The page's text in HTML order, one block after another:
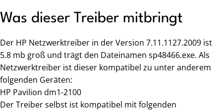
Was dieser Treiber mitbringt
Der HP Netzwerktreiber in der Version 7.11.1127.2009 ist
5.8 mb groß und trägt den Dateinamen sp48466.exe. Als
Netzwerktreiber ist dieser kompatibel zu unter anderem
folgenden Geräten:
HP Pavilion dm1-2100
Der Treiber selbst ist kompatibel mit folgenden